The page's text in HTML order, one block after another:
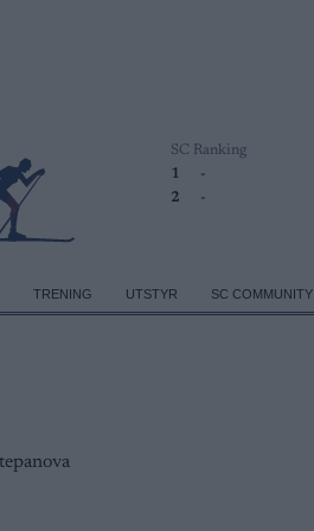
SC Ranking
1
-
2
-
TRENING UTSTYR SC COMMUNITY